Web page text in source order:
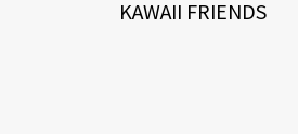
KAWAII FRIENDS